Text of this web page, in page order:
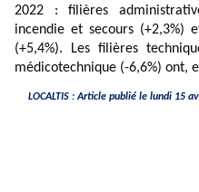
2022 : filières
incendie et secours (+2,3%)
(+5,4%). Les filières
médicotechnique (-6,6%) ont,
LOCALTIS : Article publié le lundi 15